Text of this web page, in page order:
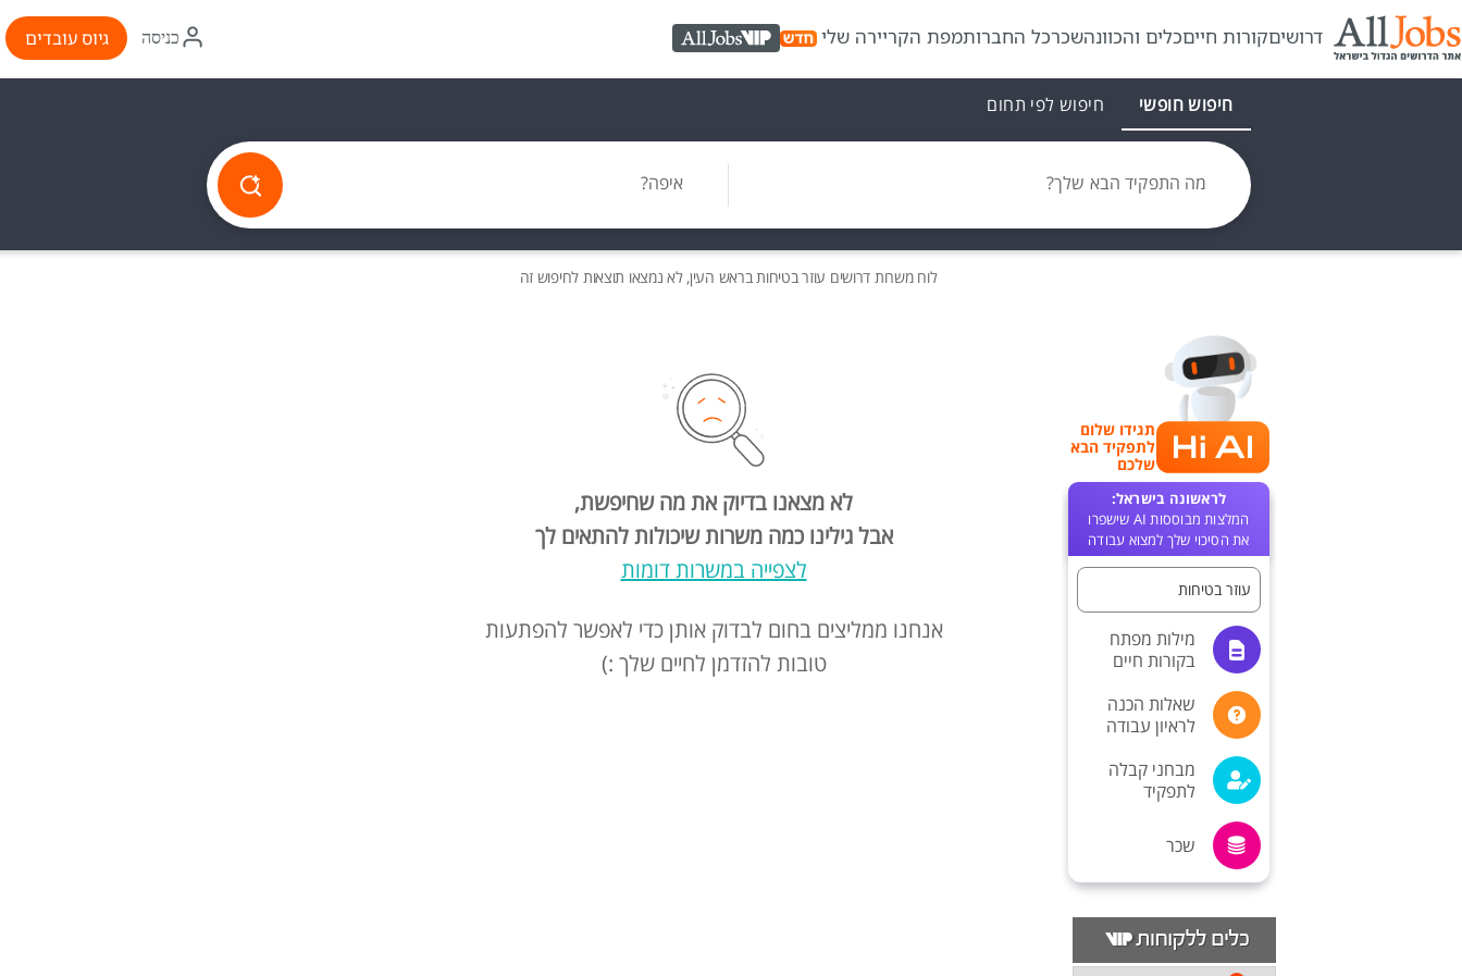
דרושיםקורות חייםכלים והכוונהשכרכל החברותמפת הקריירה שלי AllJobs VIP
איקון
התחברות
כניסה גיוס עובדים
חיפוש חופשי חיפוש לפי תחום
מה התפקיד הבא שלך? איפה?
לוח משרות דרושים עוזר בטיחות בראש העין, לא נמצאו תוצאות לחיפוש זה
תגידו שלום
לתפקיד הבא
שלכם
לראשונה בישראל:
המלצות מבוססות AI שישפרו
את הסיכוי שלך למצוא עבודה
עוזר בטיחות
מילות מפתח
בקורות חיים
שאלות הכנה
לראיון עבודה
מבחני קבלה
לתפקיד
שכר
לא מצאנו בדיוק את מה שחיפשת,
אבל גילינו כמה משרות שיכולות להתאים לך
לצפייה במשרות דומות
אנחנו ממליצים בחום לבדוק אותן כדי לאפשר להפתעות
טובות להזדמן לחיים שלך :)